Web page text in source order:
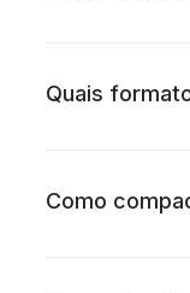
Quais
Como